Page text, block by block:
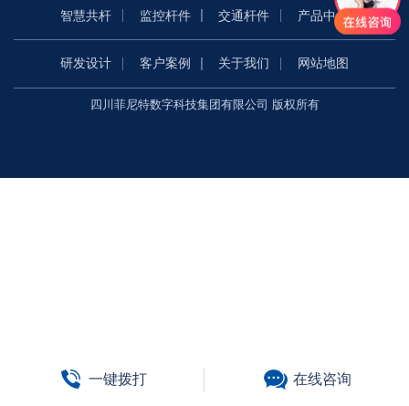
智慧共杆 监控杆件 交通杆件 产品中心
研发设计 客户案例 关于我们 网站地图
四川菲尼特数字科技集团有限公司 版权所有
一键拨打 在线咨询